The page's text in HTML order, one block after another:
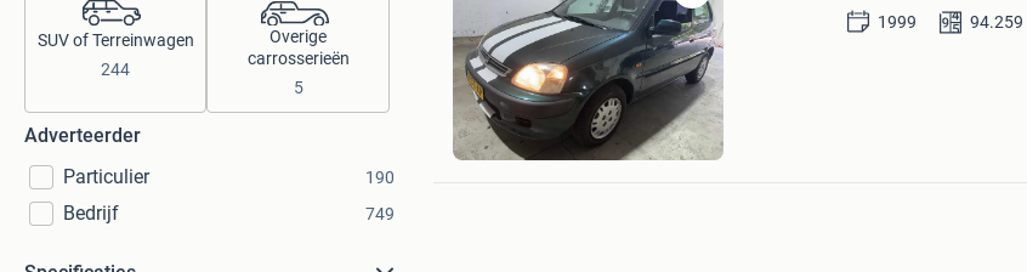
SUV of Terreinwagen
244
Overige
carrosserieën
5
Adverteerder
Particulier
190
Bedrijf 749
Bewaren
in
Mijn
Favorieten
1999 94.259
Troostwijk Auctions
Amsterdam